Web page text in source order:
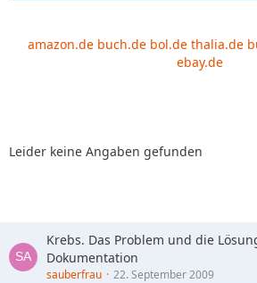
amazon.de buch.de bol.de thalia.de
ebay.de
Leider keine Angaben gefunden
Krebs. Das Problem und die
Dokumentation
sauberfrau 22. September 2009